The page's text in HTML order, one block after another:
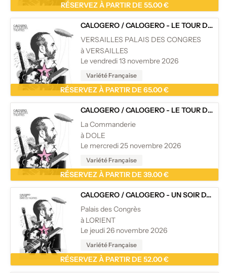
RÉSERVEZ À PARTIR DE 55.00 €
CALOGERO /CALOGERO - LE TOUR DES THÉÂTRES
VERSAILLES PALAIS DES CONGRES
à VERSAILLES
Le vendredi 13 novembre 2026
Variété Française
RÉSERVEZ À PARTIR DE 65.00 €
CALOGERO /CALOGERO - LE TOUR DES THÉÂTRES
La Commanderie
à DOLE
Le mercredi 25 novembre 2026
Variété Française
RÉSERVEZ À PARTIR DE 39.00 €
CALOGERO /CALOGERO - UN SOIR DANS LES THÉÂTRES
Palais des Congrès
à LORIENT
Le jeudi 26 novembre 2026
Variété Française
RÉSERVEZ À PARTIR DE 52.00 €